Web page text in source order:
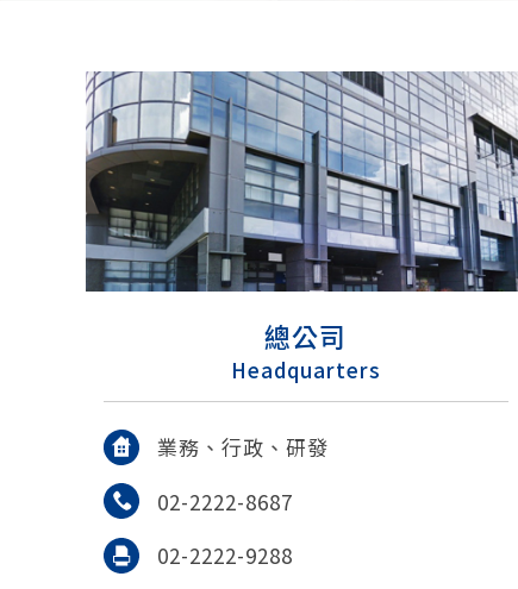
總公司
Headquarters
業務、行政、研發
02-2222-8687
02-2222-9288